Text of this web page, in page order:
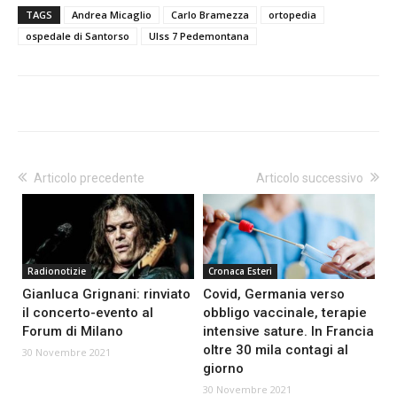
TAGS Andrea Micaglio Carlo Bramezza
ortopedia
ospedale di Santorso
Ulss 7 Pedemontana
Articolo precedente
Radionotizie
Gianluca Grignani: rinviato
il concerto-evento al
Forum di Milano
30 Novembre 2021
Articolo successivo
Cronaca Esteri
Covid, Germania verso
obbligo vaccinale, terapie
intensive sature. In Francia
oltre 30 mila contagi al
giorno
30 Novembre 2021